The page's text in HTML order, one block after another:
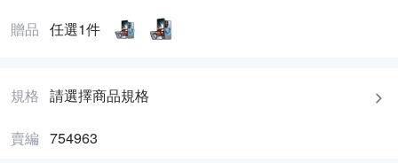
贈品 任選1件
規格 請選擇商品規格
賣編 754963